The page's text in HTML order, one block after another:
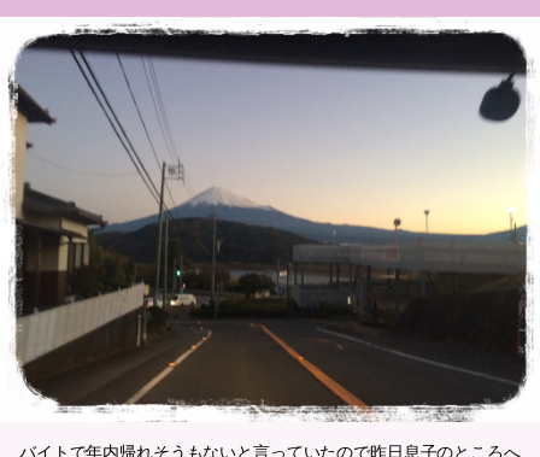
バイトで年内帰れそうもないと言っていたので昨日息子のところへ